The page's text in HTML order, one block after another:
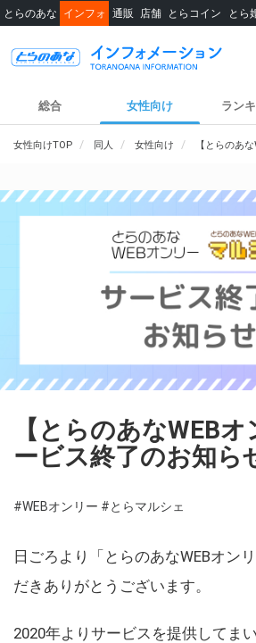
とらのあな インフォ 通販 店舗 とらコイン とら
総合 女性向け ラン
女性向けTOP 同人 女性向け 【とらのあ
【とらのあなWEB
ービス終了のお知ら
#WEBオンリー #とらマルシェ
日ごろより「とらのあなWEBオン
だきありがとうございます。
2020年よりサービスを提供してま